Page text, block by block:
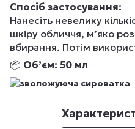
Спосіб застосування:
Нанесіть невелику
шкіру обличчя, м’яко
вбирання. Потім
📦 Обʼєм: 50 мл